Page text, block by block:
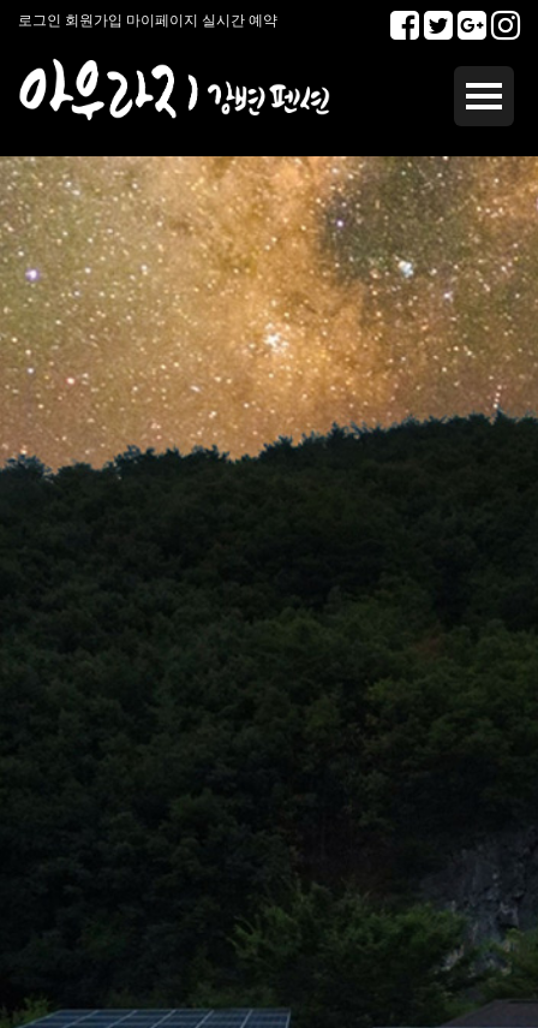
로그인 회원가입 마이페이지 실시간 예약